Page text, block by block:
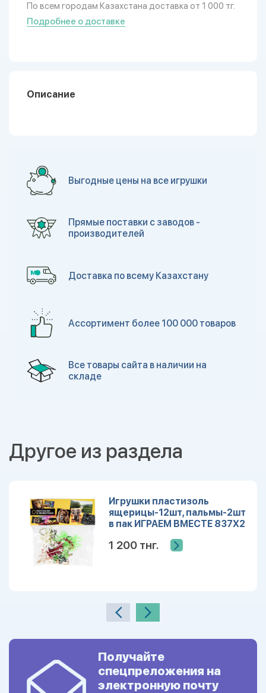
По всем городам Казахстана доставка от 1 000 тг.
Подробнее о доставке
Описание
Выгодные цены на все игрушки
Прямые поставки с заводов -
производителей
Доставка по всему Казахстану
Ассортимент более 100 000 товаров
Все товары сайта в наличии на
складе
Другое из раздела
Игрушки пластизоль
ящерицы-12шт, пальмы-2шт
в пак ИГРАЕМ ВМЕСТЕ 837X2
1 200 тнг.
Получайте
спецпреложения на
электронную почту